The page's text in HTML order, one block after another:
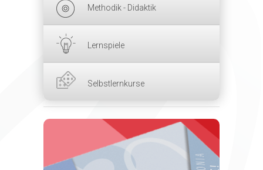
Methodik - Didaktik
Lernspiele
Selbstlernkurse